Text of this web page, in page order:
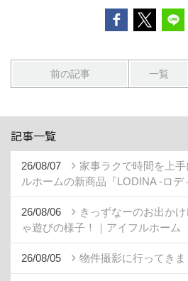
前の記事 一覧
記事一覧
26/08/07
家事ラクで時間を上
ルホームの新商品『LODINA -ロデ
26/08/06
きっずなーのお出か
ゃ遊びの様子！｜アイフルホーム
26/08/05 物件撮影に行ってき